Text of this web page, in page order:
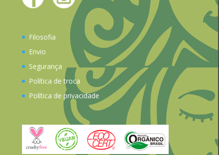
Filosofia
Envio
Segurança
Política de troca
Política de privacidade